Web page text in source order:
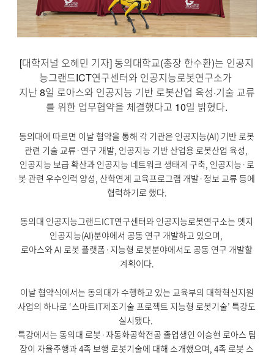
[대학저널 오혜민 기자] 동의대학교(총장 한수환)는 인공지
능그랜드ICT연구센터와 인공지능로봇연구소가
지난 8일 로아스와 인공지능 기반 로봇산업 육성·기술 교류
를 위한 업무협약을 체결했다고 10일 밝혔다.
동의대에 따르면 이날 협약을 통해 각 기관은 인공지능(AI) 기반 로봇
관련 기술 교류·연구 개발, 인공지능 기반 산업용 로봇산업 육성,
인공지능 보급 확산과 인공지능 네트워크 생태계 구축, 인공지능·로
봇 관련 우수인력 양성, 산학연계 교육프로그램 개발·정보 교류 등에
협력하기로 했다.
동의대 인공지능그랜드ICT연구센터와 인공지능로봇연구소는 엣지
인공지능(AI)분야에서 공동 연구 개발하고 있으며,
로아스와 AI 로봇 플랫폼·지능형 로봇분야에서도 공동 연구 개발할
계획이다.
이날 협약식에서는 동의대가 수행하고 있는 교육부의 대학혁신지원
사업의 하나로 ‘스마트IT제조기술 프로젝트 지능형 로봇기술’ 특강도
실시됐다.
특강에서는 동의대 로봇·자동화공학전공 졸업생인 이승현 로아스 팀
장이 자율주행과 4족 보행 로봇기술에 대해 소개했으며, 4족 로봇 스